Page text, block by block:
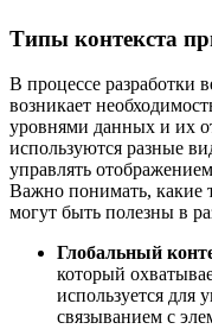
Типы контекста
В процессе разработки
возникает
уровнями данных и их
используются разные
управлять
Важно понимать, какие
могут быть полезны в
Глобальный
который
используется
связыванием с